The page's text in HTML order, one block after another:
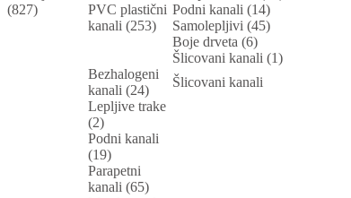
(827)
PVC plastični
kanali (253)
Podni kanali (14)
Samolepljivi (45)
Boje drveta (6)
Šlicovani kanali (1)
Bezhalogeni
kanali (24)
Šlicovani kanali
Lepljive trake
(2)
Podni kanali
(19)
Parapetni
kanali (65)